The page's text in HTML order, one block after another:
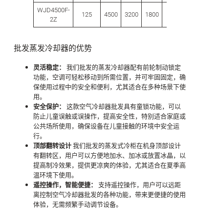
WJD4500F-
2Z
125 4500 3200 1800
批发蒸发冷却器的优势
灵活稳定： 我们批发的蒸发冷却器配有前轮制动锁定
功能，空调可轻松移动到所需位置，并可牢固固定，确
保使用过程中的安全和便利，尤其适合在多种场景下使
用。
安全保护： 这款空气冷却器批发具有童锁功能，可以
防止儿童误触或误操作，提高安全性，特别适合家庭或
公共场所使用，确保设备在儿童接触的环境中安全运
行。
顶部翻转设计我们批发的蒸发式冷柜在机身顶部设计
有翻转区，用户可以方便地加水、加冰或放置冰晶，以
提高制冷效果，提供更凉爽的体验，尤其适合在夏季高
温环境下使用。
遥控操作，智能便捷： 支持遥控操作，用户可以远距
离控制空气冷却器批发的各种功能，带来更便捷的使用
体验，无需频繁手动调节设备。